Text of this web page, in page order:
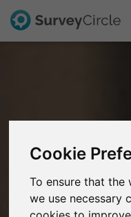
Cookie
To ensure that the
we use necessary